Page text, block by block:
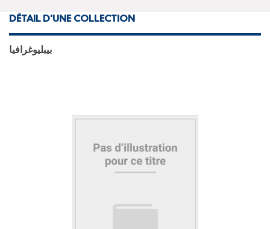
DÉTAIL D'UNE COLLECTION
بيبليوغرافيا